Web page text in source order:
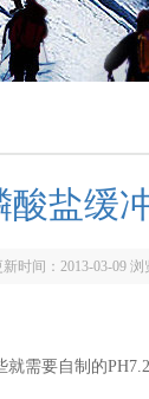
酸盐缓
新时间：2013-03-09 浏
需要自制的